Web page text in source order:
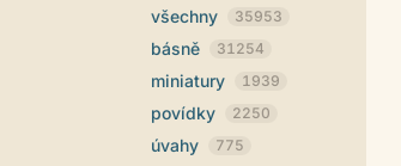
všechny 35953
básně 31254
miniatury 1939
povídky 2250
úvahy 775